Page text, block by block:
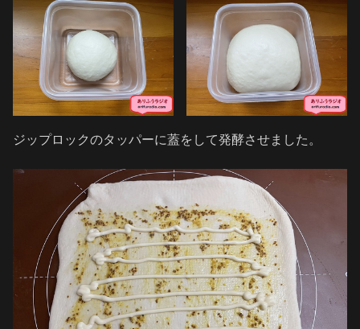
ジップロックのタッパーに蓋をして発酵させました。